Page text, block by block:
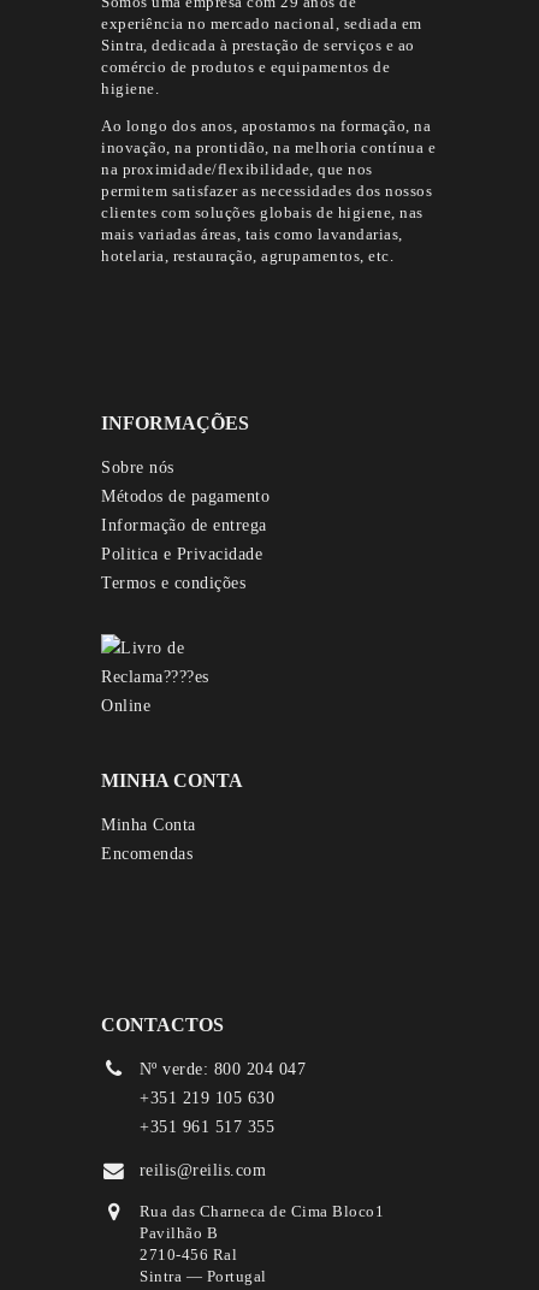
experiência no mercado nacional, sediada em
Sintra, dedicada à prestação de serviços e ao
comércio de produtos e equipamentos de
higiene.
Ao longo dos anos, apostamos na formação, na
inovação, na prontidão, na melhoria contínua e
na proximidade/flexibilidade, que nos
permitem satisfazer as necessidades dos nossos
clientes com soluções globais de higiene, nas
mais variadas áreas, tais como lavandarias,
hotelaria, restauração, agrupamentos, etc.
INFORMAÇÕES
Sobre nós
Métodos de pagamento
Informação de entrega
Politica e Privacidade
Termos e condições
MINHA CONTA
Minha Conta
Encomendas
CONTACTOS
Nº verde: 800 204 047
+351 219 105 630
+351 961 517 355
reilis@reilis.com
Rua das Charneca de Cima Bloco1
Pavilhão B
2710-456 Ral
Sintra — Portugal